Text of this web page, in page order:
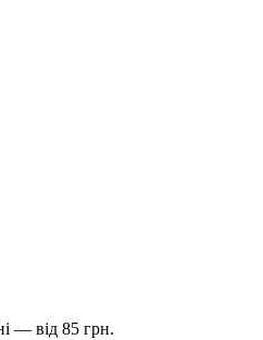
— від 85 грн.